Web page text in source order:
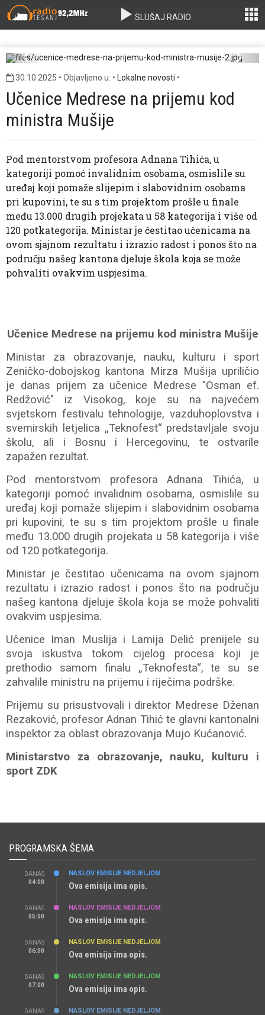
SLUŠAJ RADIO
ucenice-medrese-na-prijemu-kod-ministra-
Previous Next
30.10.2025 • Objavljeno u: • Lokalne novosti •
Učenice Medrese na prijemu kod
ministra Mušije
Pod mentorstvom profesora Adnana Tihića, u
kategoriji pomoć invalidnim osobama, osmislile su
uređaj koji pomaže slijepim i slabovidnim osobama
pri kupovini, te su s tim projektom prošle u finale
među 13.000 drugih projekata u 58 kategorija i više od
120 potkategorija. Ministar je čestitao učenicama na
ovom sjajnom rezultatu i izrazio radost i ponos što na
području našeg kantona djeluje škola koja se može
pohvaliti ovakvim uspjesima.
Učenice Medrese na prijemu kod ministra Mušije
Ministar za obrazovanje, nauku, kulturu i sport
Zeničko-dobojskog kantona Mirza Mušija upriličio
je danas prijem za učenice Medrese "Osman ef.
Redžović" iz Visokog, koje su na najvećem
svjetskom festivalu tehnologije, vazduhoplovstva i
svemirskih letjelica „Teknofest“ predstavljale svoju
školu, ali i Bosnu i Hercegovinu, te ostvarile
zapažen rezultat.
Pod mentorstvom profesora Adnana Tihića, u
kategoriji pomoć invalidnim osobama, osmislile su
uređaj koji pomaže slijepim i slabovidnim osobama
pri kupovini, te su s tim projektom prošle u finale
među 13.000 drugih projekata u 58 kategorija i više
od 120 potkategorija.
Ministar je čestitao učenicama na ovom sjajnom
rezultatu i izrazio radost i ponos što na području
našeg kantona djeluje škola koja se može pohvaliti
ovakvim uspjesima.
Učenice Iman Muslija i Lamija Delić prenijele su
svoja iskustva tokom cijelog procesa koji je
prethodio samom finalu „Teknofesta“, te su se
zahvalile ministru na prijemu i riječima podrške.
Prijemu su prisustvovali i direktor Medrese Dženan
Rezaković, profesor Adnan Tihić te glavni kantonalni
inspektor za oblast obrazovanja Mujo Kućanović.
Ministarstvo za obrazovanje, nauku, kulturu i
sport ZDK
PROGRAMSKA ŠEMA
DANAS
04:00
NASLOV EMISIJE NEDJELJOM
Ova emisija ima opis.
DANAS
05:00
NASLOV EMISIJE NEDJELJOM
Ova emisija ima opis.
DANAS
06:00
NASLOV EMISIJE NEDJELJOM
Ova emisija ima opis.
DANAS
07:00
NASLOV EMISIJE NEDJELJOM
Ova emisija ima opis.
DANAS
NASLOV EMISIJE NEDJELJOM